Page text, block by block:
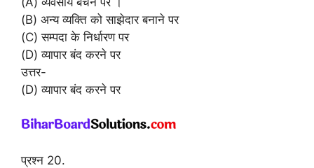
(B) अन्य व्यक्ति को साझेदार बनाने पर
(C) सम्पदा के निर्धारण पर
(D) व्यापार बंद करने पर
उत्तर-
(D) व्यापार बंद करने पर
प्रश्न 20.